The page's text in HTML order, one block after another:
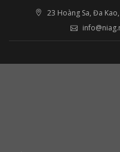
23 Hoàng Sa, Đa